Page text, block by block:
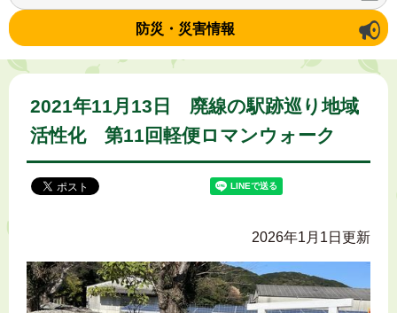
防災・災害情報
2021年11月13日 廃線の駅跡巡り地域
活性化 第11回軽便ロマンウォーク
2026年1月1日更新